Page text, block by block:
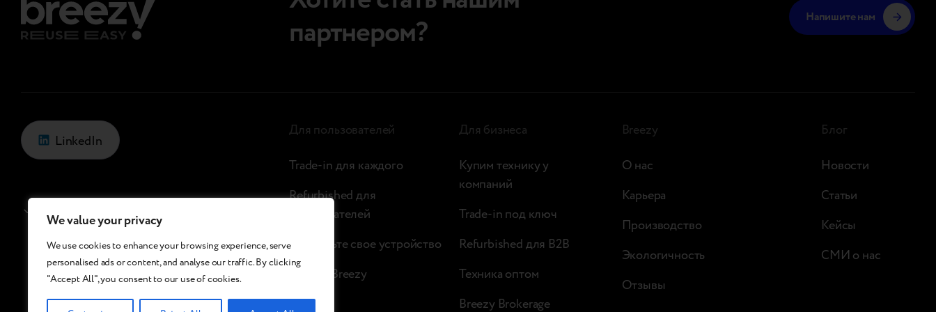
We value your privacy
We use cookies to enhance your browsing experience, serve
personalised ads or content, and analyse our traffic. By clicking
"Accept All", you consent to our use of cookies.
партнером?
Напишите нам
LinkedIn
Азербайджан /
Для пользователей
Trade-in для каждого
Refurbished для
пользователей
Проверьте свое устройство
Ритейл Breezy
Для бизнеса
Купим технику у
компаний
Trade-in под ключ
Refurbished для B2B
Техника оптом
Breezy Brokerage
Breezy
О нас
Карьера
Производство
Экологичность
Отзывы
Блог
Новости
Статьи
Кейсы
СМИ о нас